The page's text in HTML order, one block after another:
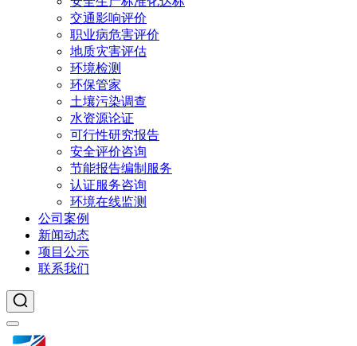
交通影响评价
职业病危害评价
地质灾害评估
环境检测
环保管家
土壤污染调查
水资源论证
可行性研究报告
安全评价咨询
节能报告编制服务
认证服务咨询
环境在线监测
公司案例
新闻动态
项目公示
联系我们